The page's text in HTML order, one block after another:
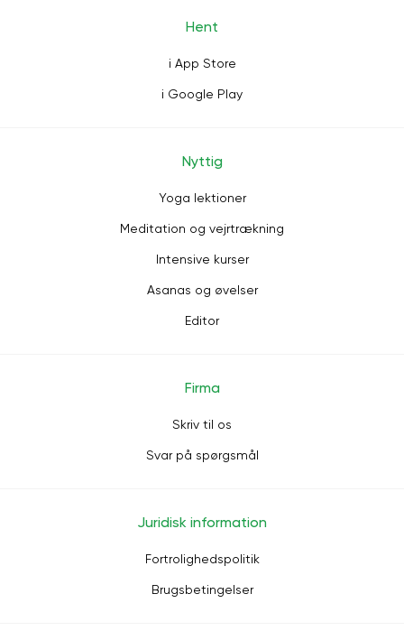
Hent
i App Store
i Google Play
Nyttig
Yoga lektioner
Meditation og vejrtrækning
Intensive kurser
Asanas og øvelser
Editor
Firma
Skriv til os
Svar på spørgsmål
Juridisk information
Fortrolighedspolitik
Brugsbetingelser